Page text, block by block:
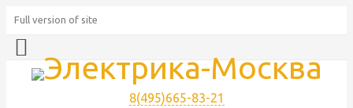
Full version of site
8(495)665-83-21